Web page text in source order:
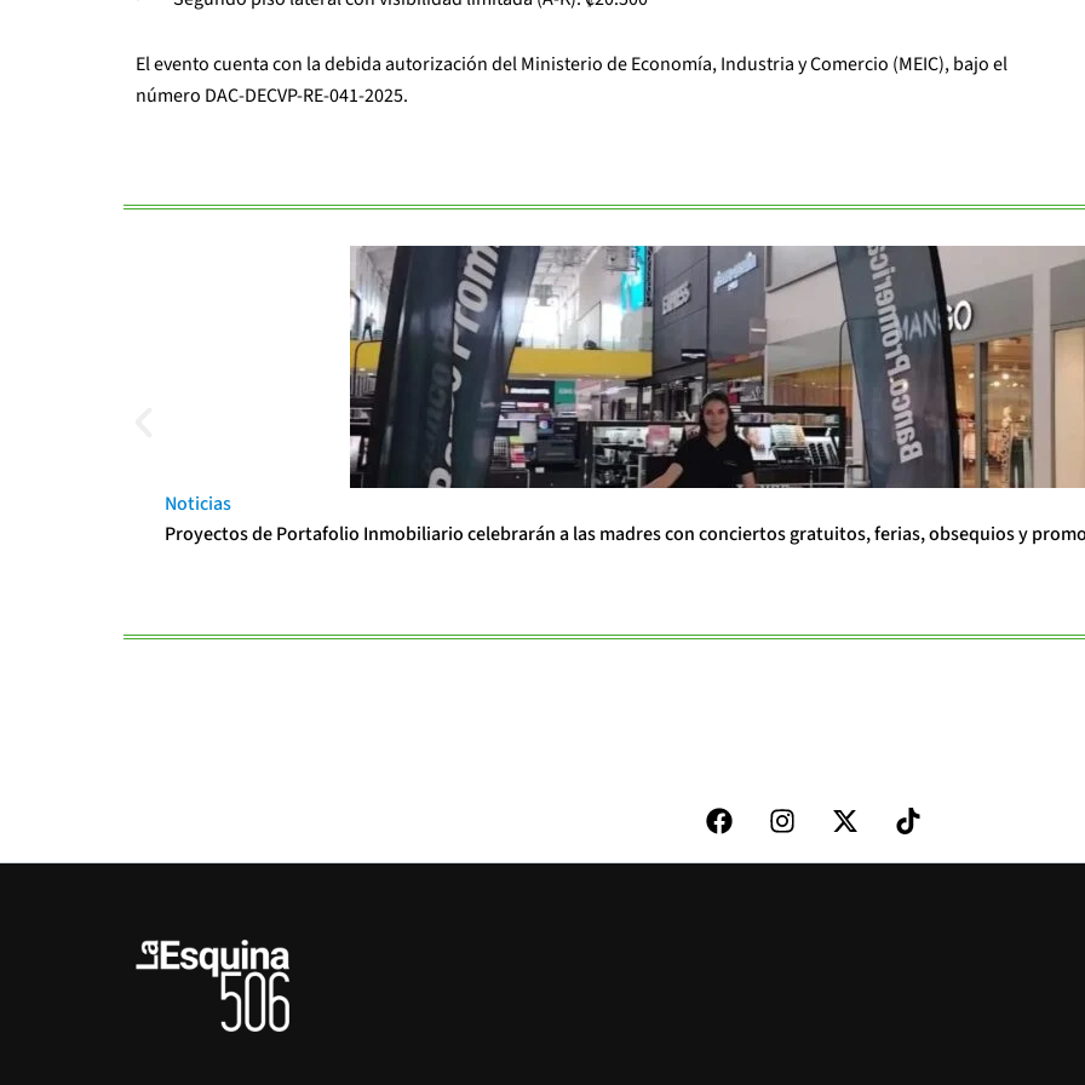
El evento cuenta con la debida autorización del Ministerio de Economía, Industria y Comercio (MEIC), bajo el
número DAC-DECVP-RE-041-2025.
Noticias
Proyectos de Portafolio Inmobiliario celebrarán a las madres con conciertos gratuitos, ferias, obsequios y